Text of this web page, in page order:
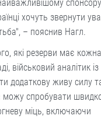
спонсору
хочуть звернути
– пояснив Нагл.
які резерви має кожна
військовий аналітик із
додаткову живу силу
можу спробувати
міць, включаючи